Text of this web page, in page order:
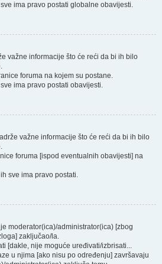
ima pravo postati globalne obavijesti.
važne informacije što će reći da bi ih bilo
foruma na kojem su postane.
ima pravo postati obavijesti.
važne informacije što će reći da bi ih bilo
foruma [ispod eventualnih obavijesti] na
sve ima pravo postati.
moderator(ica)/administrator(ica) [zbog
zaključao/la.
[dakle, nije moguće uređivati/izbrisati...
u njima [ako nisu po određenju] završavaju